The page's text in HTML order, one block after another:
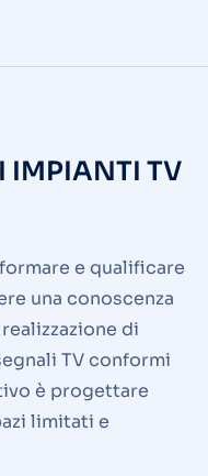
IMPIANTI TV
e qualificare
una conoscenza
di
TV conformi
è progettare
limitati e